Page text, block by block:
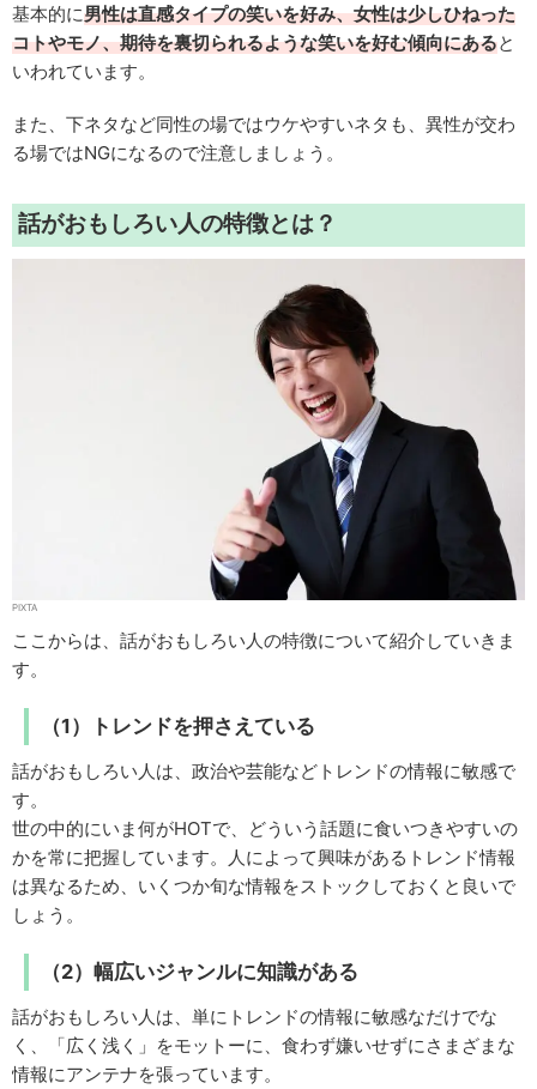
基本的に男性は直感タイプの笑いを好み、女性は少しひねった
コトやモノ、期待を裏切られるような笑いを好む傾向にあると
いわれています。
また、下ネタなど同性の場ではウケやすいネタも、異性が交わ
る場ではNGになるので注意しましょう。
話がおもしろい人の特徴とは？
PIXTA
ここからは、話がおもしろい人の特徴について紹介していきま
す。
（1）トレンドを押さえている
話がおもしろい人は、政治や芸能などトレンドの情報に敏感で
す。
世の中的にいま何がHOTで、どういう話題に食いつきやすいの
かを常に把握しています。人によって興味があるトレンド情報
は異なるため、いくつか旬な情報をストックしておくと良いで
しょう。
（2）幅広いジャンルに知識がある
話がおもしろい人は、単にトレンドの情報に敏感なだけでな
く、「広く浅く」をモットーに、食わず嫌いせずにさまざまな
情報にアンテナを張っています。